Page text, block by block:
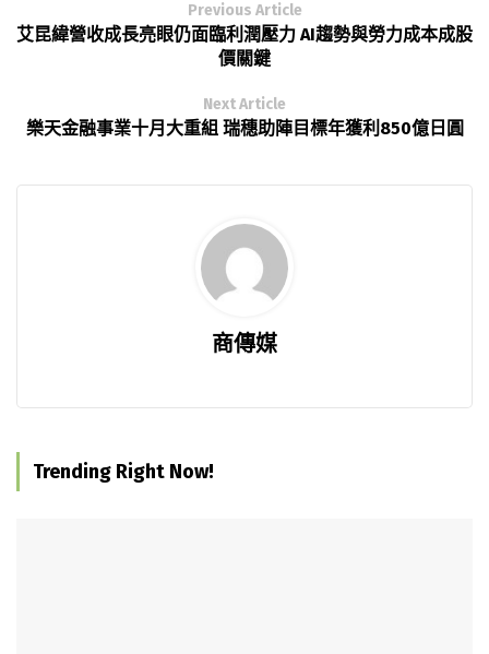
Previous Article
艾昆緯營收成長亮眼仍面臨利潤壓力 AI趨勢與勞力成本成股
價關鍵
Next Article
樂天金融事業十月大重組 瑞穗助陣目標年獲利850億日圓
商傳媒
Trending Right Now!